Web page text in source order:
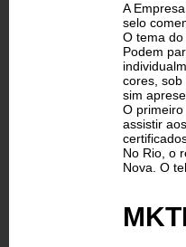
A
selo
O tema
Podem
cores, sob
sim
O
assistir
No Rio, o
Nova. O